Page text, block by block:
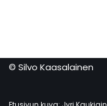
© Silvo Kaasalainen